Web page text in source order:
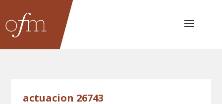
actuacion 26743